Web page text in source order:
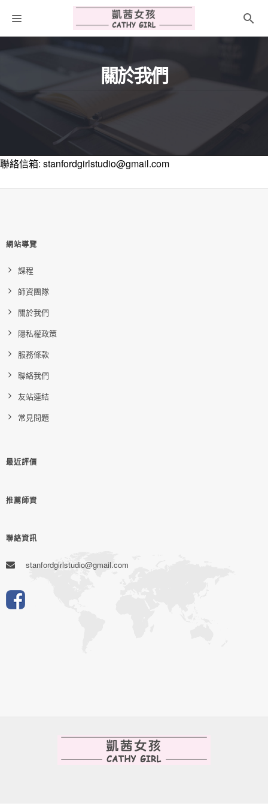
聯絡我們
關於我們
聯絡信箱: stanfordgirlstudio@gmail.com
網站導覽
課程
師資團隊
關於我們
隱私權政策
服務條款
聯絡我們
友站連結
常見問題
最近評價
推薦師資
聯絡資訊
stanfordgirlstudio@gmail.com